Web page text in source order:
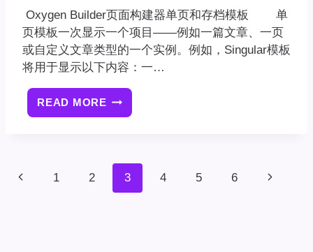
Oxygen Builder页面构建器单页和存档模板 单
页模板一次显示一个项目——例如一篇文章、一页
或自定义文章类型的一个实例。例如，Singular模板
将用于显示以下内容：一…
READ MORE OXYGEN
BUILDER
构
器
页上
1 2 3 4 5 6
下